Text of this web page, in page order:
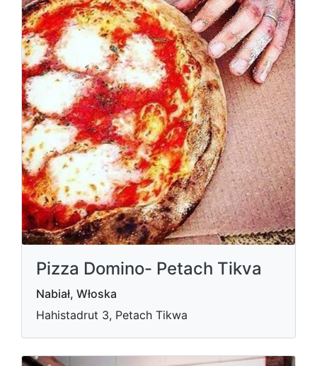
Pizza Domino- Petach Tikva
Nabiał, Włoska
Hahistadrut 3, Petach Tikwa